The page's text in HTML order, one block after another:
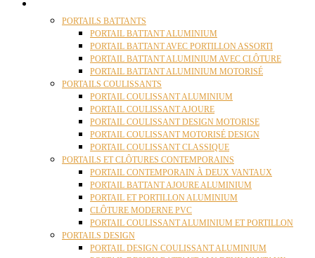
PORTAILS BATTANTS
PORTAIL BATTANT ALUMINIUM
PORTAIL BATTANT AVEC PORTILLON ASSORTI
PORTAIL BATTANT ALUMINIUM AVEC CLÔTURE
PORTAIL BATTANT ALUMINIUM MOTORISÉ
PORTAILS COULISSANTS
PORTAIL COULISSANT ALUMINIUM
PORTAIL COULISSANT AJOURE
PORTAIL COULISSANT DESIGN MOTORISE
PORTAIL COULISSANT MOTORISÉ DESIGN
PORTAIL COULISSANT CLASSIQUE
PORTAILS ET CLÔTURES CONTEMPORAINS
PORTAIL CONTEMPORAIN À DEUX VANTAUX
PORTAIL BATTANT AJOURE ALUMINIUM
PORTAIL ET PORTILLON ALUMINIUM
CLÔTURE MODERNE PVC
PORTAIL COULISSANT ALUMINIUM ET PORTILLON
PORTAILS DESIGN
PORTAIL DESIGN COULISSANT ALUMINIUM